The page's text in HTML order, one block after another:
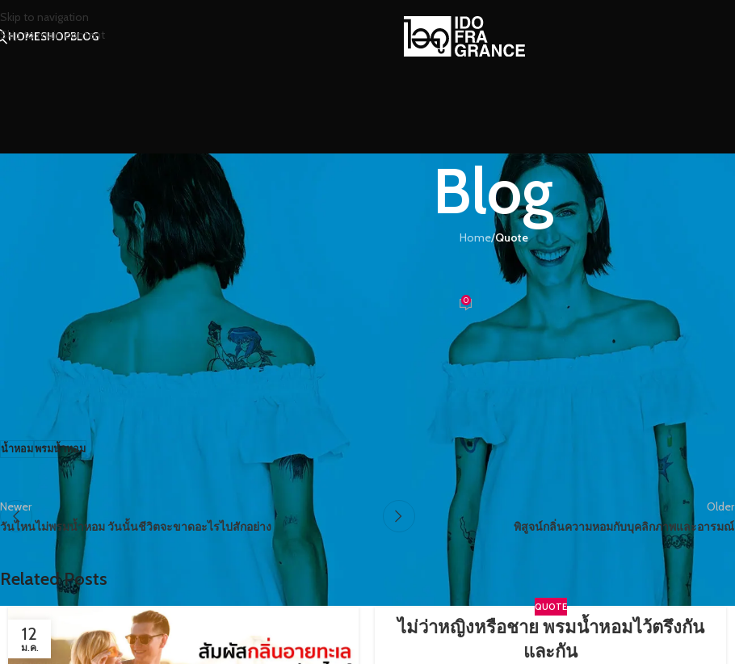
Skip to navigation
Skip to main content
HOMESHOPBLOG
Blog
Home/Quote
ไม่ว่าหญิงหรือชาย พรมน้ำหอมไว้ตรึงกันและกัน
0
ไม่ว่าหญิงหรือชาย
พรมน้ำหอมไว้
น้ำหอมพรมน้ำหอม
Newer
วันไหนไม่พรมน้ำหอม วันนั้นชีวิตจะขาดอะไรไปสักอย่าง
Older
พิสูจน์กลิ่นความหอมกับบุคลิกภาพและอารมณ์
Related Posts
12
ม.ค.
QUOTE
ไม่ว่าหญิงหรือชาย พรมน้ำหอมไว้ตรึงกัน
และกัน